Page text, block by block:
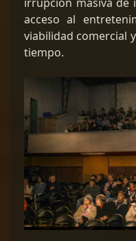
acceso al
viabilidad comercial
tiempo.